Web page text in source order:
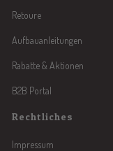
Retoure
Aufbauanleitungen
Rabatte & Aktionen
B2B Portal
Rechtliches
Impressum